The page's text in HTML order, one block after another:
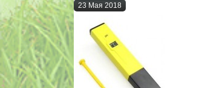
23 Мая 2018